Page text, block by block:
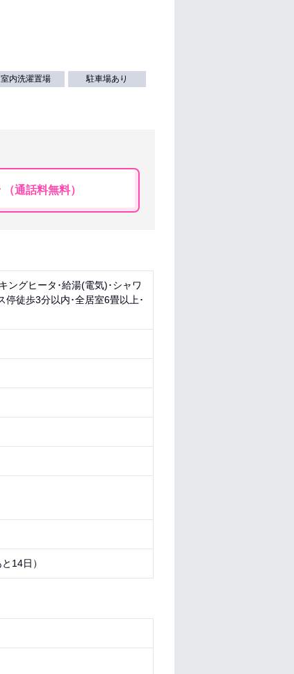
室内洗濯置場
駐車場あり
通話料無料）
ングヒータ･給湯(電気)･シャワ
徒歩3分以内･全居室6畳以上･
14日 ）